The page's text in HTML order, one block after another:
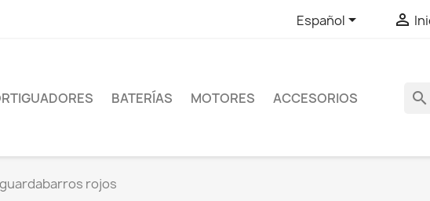
Español 
BATERÍAS MOTORES ACCESORIOS search
rojos